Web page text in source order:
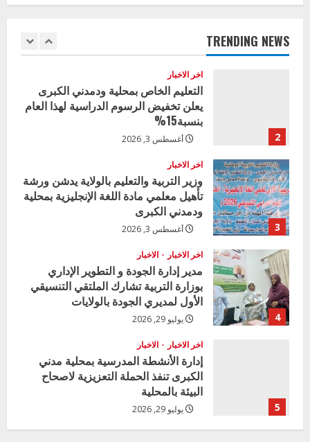
n
u
e
a
d
i
n
g
TRENDING NEWS
1
2
اخر الاخبار
التعليم الخاص بمحلية ودمدني الكبرى
يعلن تخفيض الرسوم الدراسية لهذا العام
بنسبة15%
أغسطس 3, 2026
3
اخر الاخبار
وزير التربية والتعليم بالولاية يدشن ورشة
تأهيل معلمي مادة اللغة الإنجليزية بمحلية
ودمدني الكبرى
أغسطس 3, 2026
4
اخر الاخبار الاخبار
مدير إدارة الجودة و التطوير الإداري
بوزارة التربية تشارك الملتقي التنسيقي
الأول لمديري الجودة بالولايات
يوليو 29, 2026
5
اخر الاخبار الاخبار
إدارة الأنشطة المدرسية بمحلية مدني
الكبرى تنفذ الحملة التعزيزية لاصحاح
البيئة بالمحلية
يوليو 29, 2026